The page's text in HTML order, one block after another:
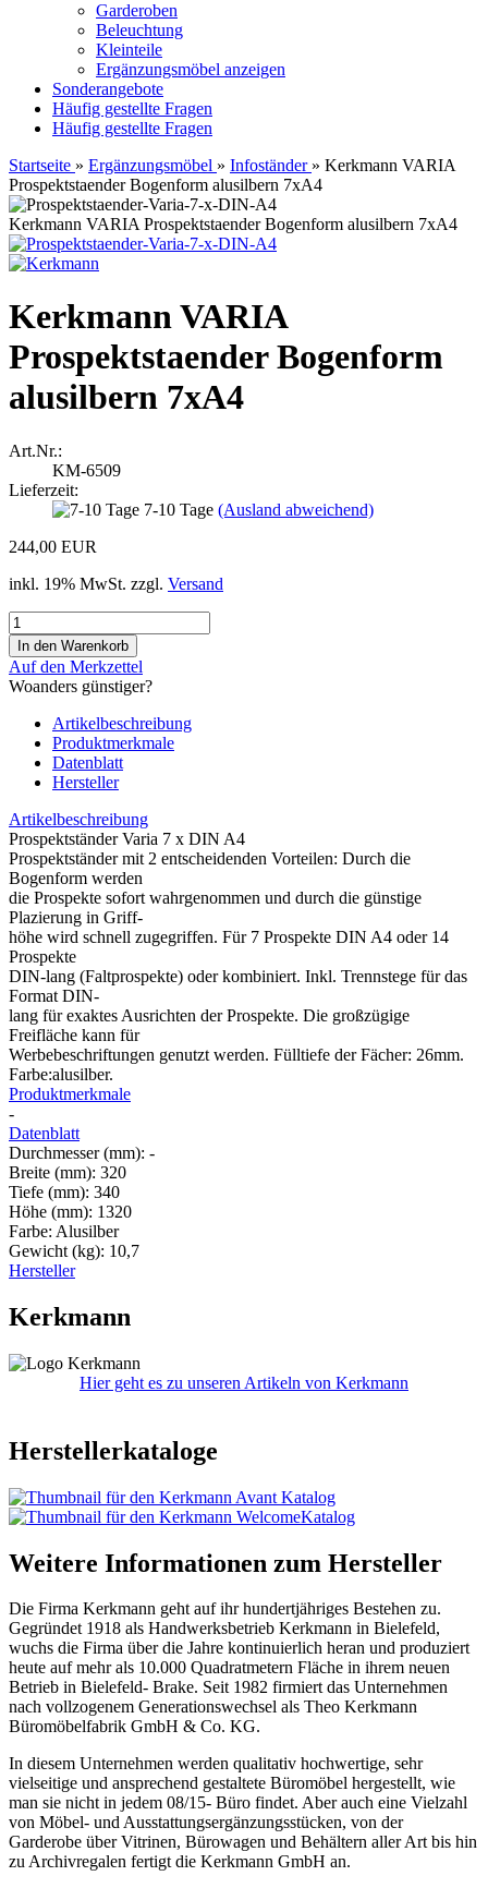
Garderoben
Beleuchtung
Kleinteile
Ergänzungsmöbel anzeigen
Sonderangebote
Häufig gestellte Fragen
Häufig gestellte Fragen
Startseite » Ergänzungsmöbel » Infoständer » Kerkmann VARIA
Prospektstaender Bogenform alusilbern 7xA4
Kerkmann VARIA Prospektstaender Bogenform alusilbern 7xA4
Kerkmann VARIA
Prospektstaender Bogenform
alusilbern 7xA4
Art.Nr.:
KM-6509
Lieferzeit:
7-10 Tage (Ausland abweichend)
244,00 EUR
inkl. 19% MwSt. zzgl. Versand
Auf den Merkzettel
Woanders günstiger?
Artikelbeschreibung
Produktmerkmale
Datenblatt
Hersteller
Artikelbeschreibung
Prospektständer Varia 7 x DIN A4
Prospektständer mit 2 entscheidenden Vorteilen: Durch die
Bogenform werden
die Prospekte sofort wahrgenommen und durch die günstige
Plazierung in Griff-
höhe wird schnell zugegriffen. Für 7 Prospekte DIN A4 oder 14
Prospekte
DIN-lang (Faltprospekte) oder kombiniert. Inkl. Trennstege für das
Format DIN-
lang für exaktes Ausrichten der Prospekte. Die großzügige
Freifläche kann für
Werbebeschriftungen genutzt werden. Fülltiefe der Fächer: 26mm.
Farbe:alusilber.
Produktmerkmale
-
Datenblatt
Durchmesser (mm): -
Breite (mm): 320
Tiefe (mm): 340
Höhe (mm): 1320
Farbe: Alusilber
Gewicht (kg): 10,7
Hersteller
Kerkmann
Hier geht es zu unseren Artikeln von Kerkmann
Herstellerkataloge
Weitere Informationen zum Hersteller
Die Firma Kerkmann geht auf ihr hundertjähriges Bestehen zu.
Gegründet 1918 als Handwerksbetrieb Kerkmann in Bielefeld,
wuchs die Firma über die Jahre kontinuierlich heran und produziert
heute auf mehr als 10.000 Quadratmetern Fläche in ihrem neuen
Betrieb in Bielefeld- Brake. Seit 1982 firmiert das Unternehmen
nach vollzogenem Generationswechsel als Theo Kerkmann
Büromöbelfabrik GmbH & Co. KG.
In diesem Unternehmen werden qualitativ hochwertige, sehr
vielseitige und ansprechend gestaltete Büromöbel hergestellt, wie
man sie nicht in jedem 08/15- Büro findet. Aber auch eine Vielzahl
von Möbel- und Ausstattungsergänzungsstücken, von der
Garderobe über Vitrinen, Bürowagen und Behältern aller Art bis hin
zu Archivregalen fertigt die Kerkmann GmbH an.